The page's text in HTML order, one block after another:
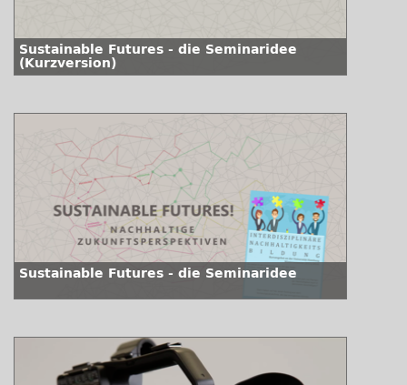
Sustainable Futures - die Seminaridee
(Kurzversion)
Sustainable Futures - die Seminaridee